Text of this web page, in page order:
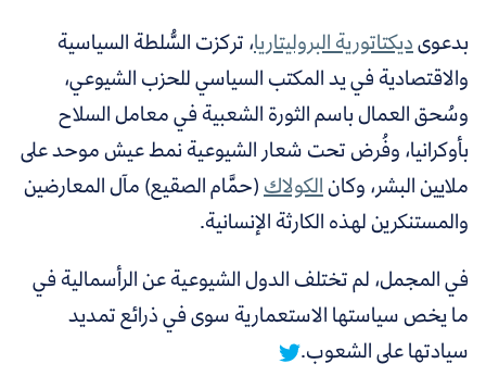
بدعوىديكتاتورية البروليتاريا،تركزت السُّلطة السياسية
والاقتصادية في يد المكتب السياسي للحزب الشيوعي،
وسُحق العمال باسم الثورة الشعبية في معامل السلاح
بأوكرانيا، وفُرض تحت شعار الشيوعية نمط عيش موحد على
ملايين البشر، وكانالكولاك(حمَّام الصقيع) مآل المعارضين
والمستنكرين لهذه الكارثة الإنسانية.
في المجمل،لم تختلف الدول الشيوعية عن الرأسمالية في
ما يخص سياستها الاستعمارية سوى في ذرائع تمديد
سيادتها على الشعوب.